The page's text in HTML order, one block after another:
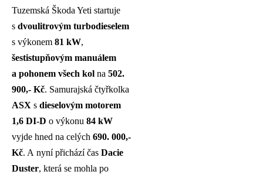
Tuzemská Škoda Yeti startuje
s dvoulitrovým turbodieselem
s výkonem 81 kW,
šestistupňovým manuálem
a pohonem všech kol na 502.
900,- Kč. Samurajská čtyřkolka
ASX s dieselovým motorem
1,6 DI-D o výkonu 84 kW
vyjde hned na celých 690. 000,-
Kč. A nyní přichází čas Dacie
Duster, která se mohla po